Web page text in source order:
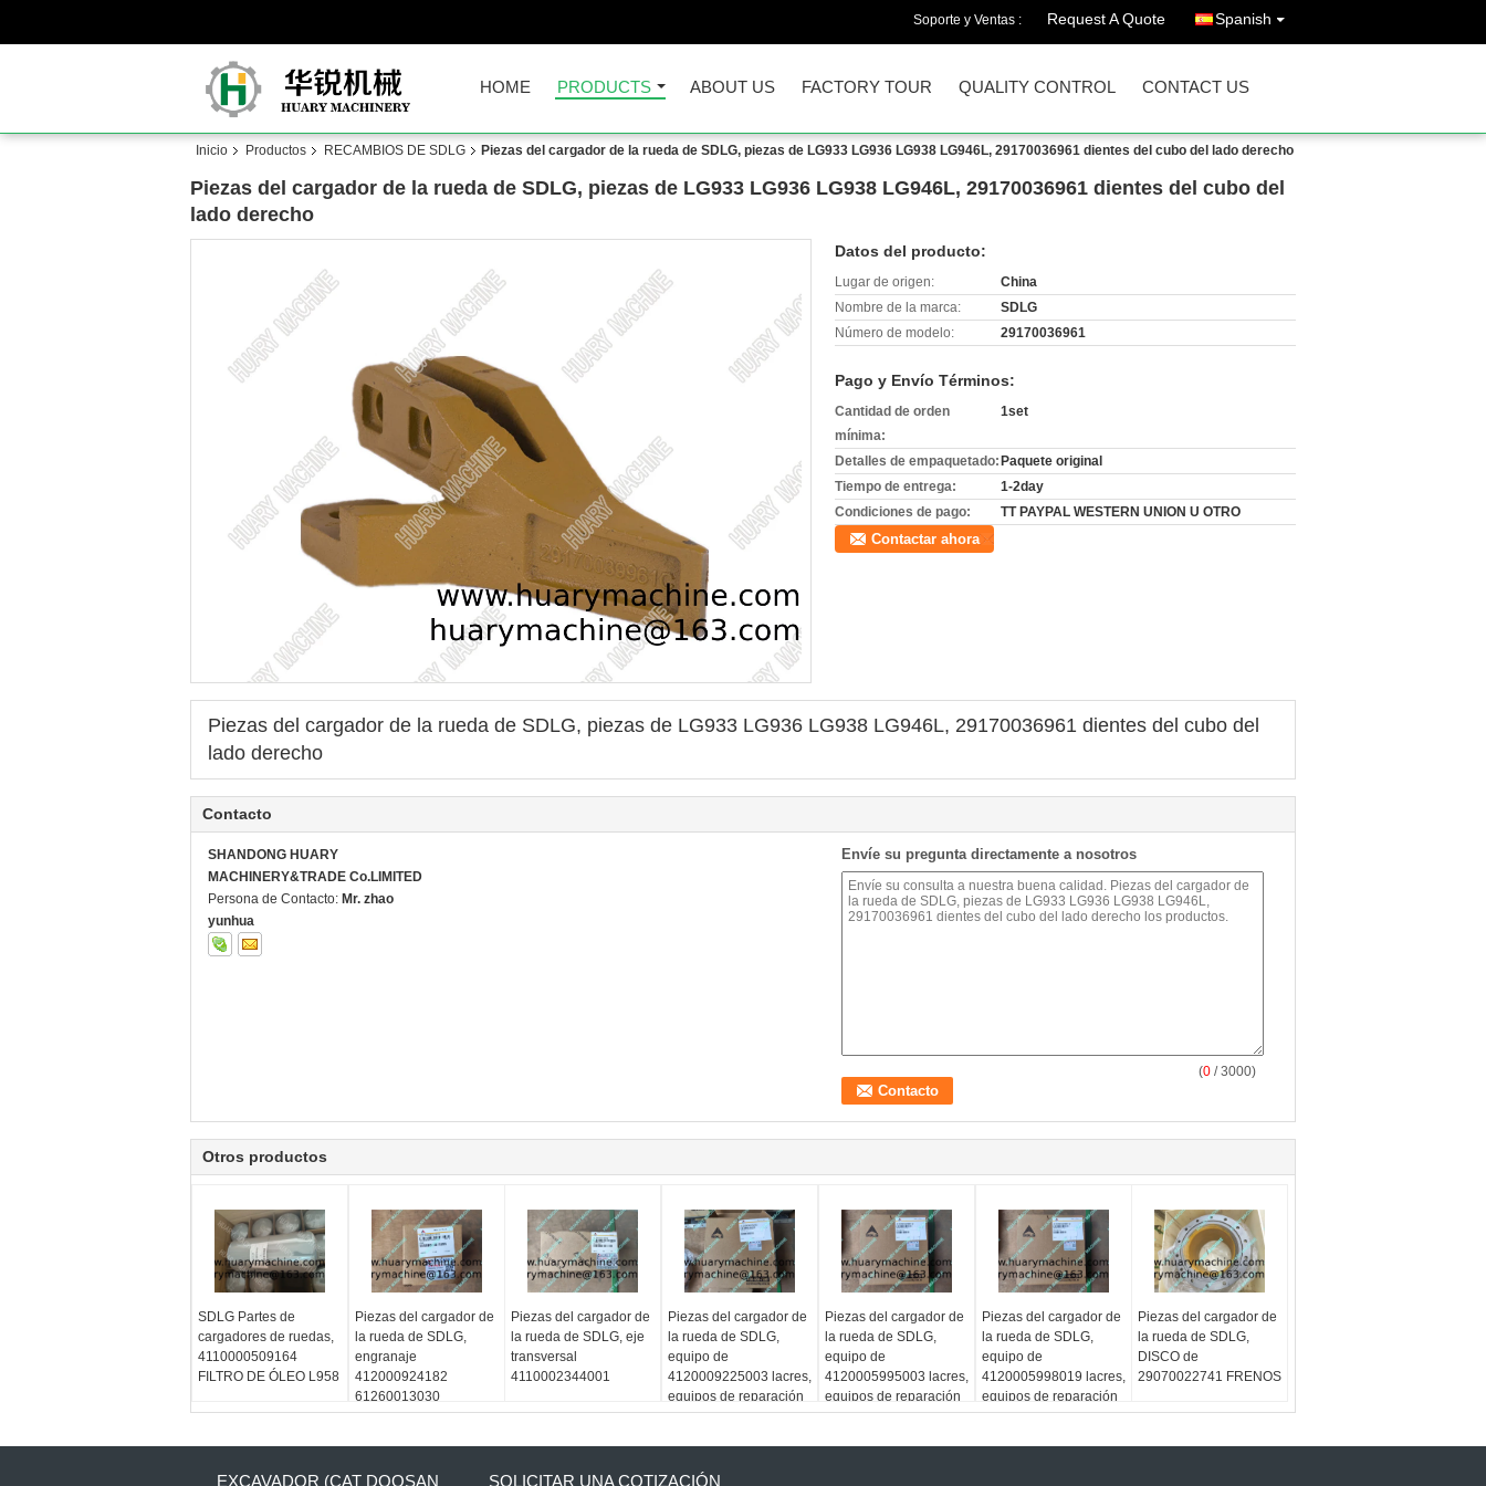
Soporte y Ventas : Request A Quote Spanish
HOME PRODUCTS ABOUT US FACTORY TOUR QUALITY CONTROL CONTACT US
Inicio Productos RECAMBIOS DE SDLG Piezas del cargador de la rueda de SDLG, piezas de LG933 LG936 LG938 LG946L, 29170036961 dientes del cubo del lado derecho
Piezas del cargador de la rueda de SDLG, piezas de LG933 LG936 LG938 LG946L, 29170036961 dientes del cubo del
lado derecho
Datos del producto:
Lugar de origen:
China
Nombre de la marca:
SDLG
Número de modelo:
29170036961
Pago y Envío Términos:
Cantidad de orden
mínima:
1set
Detalles de empaquetado: Paquete original
Tiempo de entrega:
1-2day
Condiciones de pago:
TT PAYPAL WESTERN UNION U OTRO
Contactar ahora
Piezas del cargador de la rueda de SDLG, piezas de LG933 LG936 LG938 LG946L, 29170036961 dientes del cubo del
lado derecho
Contacto
SHANDONG HUARY
MACHINERY&TRADE Co.LIMITED
Persona de Contacto: Mr. zhao
yunhua
Envíe su pregunta directamente a nosotros
(0 / 3000)
Otros productos
SDLG Partes de
cargadores de ruedas,
4110000509164
FILTRO DE ÓLEO L958
Piezas del cargador de
la rueda de SDLG,
engranaje
412000924182
61260013030
Piezas del cargador de
la rueda de SDLG, eje
transversal
4110002344001
Piezas del cargador de
la rueda de SDLG,
equipo de
4120009225003 lacres,
equipos de reparación
del cilindro hidráulico
Piezas del cargador de
la rueda de SDLG,
equipo de
4120005995003 lacres,
equipos de reparación
del cilindro hidráulico
Piezas del cargador de
la rueda de SDLG,
equipo de
4120005998019 lacres,
equipos de reparación
del cilindro hidráulico
Piezas del cargador de
la rueda de SDLG,
DISCO de
29070022741 FRENOS
EXCAVADOR (CAT DOOSAN SOLICITAR UNA COTIZACIÓN